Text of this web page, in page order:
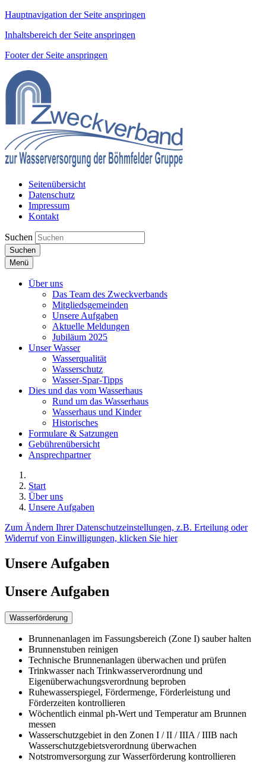
Hauptnavigation der Seite anspringen
Inhaltsbereich der Seite anspringen
Footer der Seite anspringen
Seitenübersicht
Datenschutz
Impressum
Kontakt
Suchen
Suchen
Menü
Über uns
Das Team des Zweckverbands
Mitgliedsgemeinden
Unsere Aufgaben
Aktuelle Meldungen
Jubiläum 2025
Unser Wasser
Wasserqualität
Wasserschutz
Wasser-Spar-Tipps
Dies und das vom Wasserhaus
Rund um das Wasserhaus
Wasserhaus und Kinder
Historisches
Formulare & Satzungen
Gebührenübersicht
Ansprechpartner
Start
Über uns
Unsere Aufgaben
Zum Ändern Ihrer Datenschutzeinstellungen, z.B. Erteilung oder
Widerruf von Einwilligungen, klicken Sie hier
Unsere Aufgaben
Unsere Aufgaben
Wasserförderung
Brunnenanlagen im Fassungsbereich (Zone I) sauber halten
Brunnenstuben reinigen
Technische Brunnenanlagen überwachen und prüfen
Trinkwasser nach Trinkwasserverordnung und
Eigenüberwachungsverordnung beproben
Ruhewasserspiegel, Fördermenge, Förderleistung und
Förderzeiten kontrollieren
Wöchentlich einmal ph-Wert und Temperatur am Brunnen
messen
Wasserschutzgebiet in den Zonen I / II / IIIA / IIIB nach
Wasserschutzgebietsverordnung überwachen
Notstromversorgung zur Wasserförderung kontrollieren